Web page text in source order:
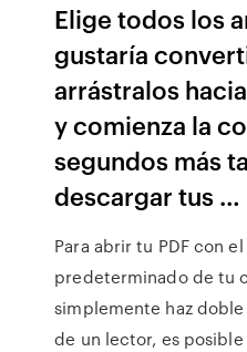
Elige todos los
gustaría
arrástralos
y comienza la
segundos más
descargar tus …
Para abrir tu PDF con
predeterminado de tu
simplemente haz
de un lector, es